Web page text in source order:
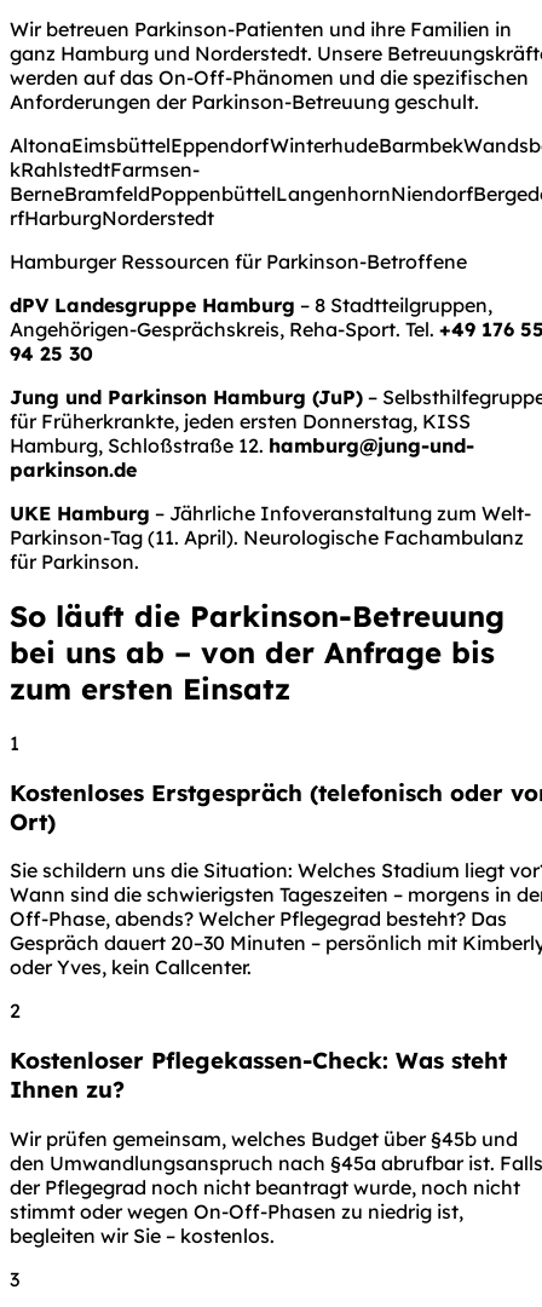
Wir betreuen Parkinson-Patienten und ihre Familien in
ganz Hamburg und Norderstedt. Unsere
werden auf das On-Off-Phänomen und die spezifischen
Anforderungen der Parkinson-Betreuung geschult.
AltonaEimsbüttelEppendorfWinterhudeBarmbek
kRahlstedtFarmsen-
BerneBramfeldPoppenbüttelLangenhornNiendorf
rfHarburgNorderstedt
Hamburger Ressourcen für Parkinson-Betroffene
dPV Landesgruppe Hamburg – 8 Stadtteilgruppen,
Angehörigen-Gesprächskreis, Reha-Sport. Tel. +49 176
94 25 30
Jung und Parkinson Hamburg (JuP) –
für Früherkrankte, jeden ersten Donnerstag, KISS
Hamburg, Schloßstraße 12. hamburg@jung-und-
parkinson.de
UKE Hamburg – Jährliche Infoveranstaltung zum Welt-
Parkinson-Tag (11. April). Neurologische Fachambulanz
für Parkinson.
So läuft die Parkinson-Betreuung
bei uns ab – von der Anfrage bis
zum ersten Einsatz
1
Kostenloses Erstgespräch (telefonisch oder
Ort)
Sie schildern uns die Situation: Welches Stadium liegt
Wann sind die schwierigsten Tageszeiten – morgens in
Off-Phase, abends? Welcher Pflegegrad besteht? Das
Gespräch dauert 20–30 Minuten – persönlich mit
oder Yves, kein Callcenter.
2
Kostenloser Pflegekassen-Check: Was steht
Ihnen zu?
Wir prüfen gemeinsam, welches Budget über §45b und
den Umwandlungsanspruch nach §45a abrufbar ist. Falls
der Pflegegrad noch nicht beantragt wurde, noch nicht
stimmt oder wegen On-Off-Phasen zu niedrig ist,
begleiten wir Sie – kostenlos.
3